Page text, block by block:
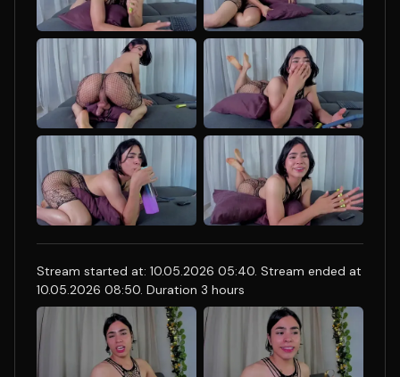
Stream started at: 10.05.2026 05:40. Stream ended at
10.05.2026 08:50. Duration 3 hours